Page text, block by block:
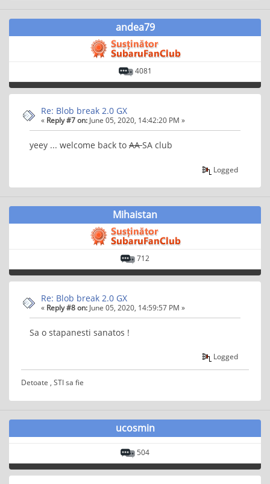
andea79
4081
Re: Blob break 2.0 GX
« Reply #7 on: June 05, 2020, 14:42:20 PM »
yeey ... welcome back to AASA club
Logged
Mihaistan
712
Re: Blob break 2.0 GX
« Reply #8 on: June 05, 2020, 14:59:57 PM »
Sa o stapanesti sanatos !
Logged
Detoate , STI sa fie
ucosmin
504